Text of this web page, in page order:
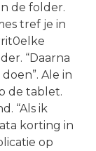
de folder.
tref je in
“Daarna
Ale in
de tablet.
“Als ik
korting in
op